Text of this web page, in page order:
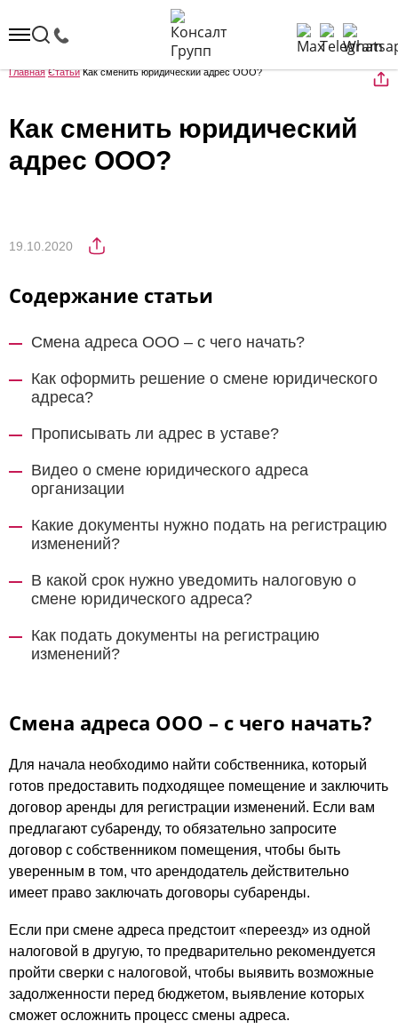
Главная Статьи Как сменить юридический адрес ООО?
Как сменить юридический
адрес ООО?
19.10.2020
Содержание статьи
Смена адреса ООО – с чего начать?
Как оформить решение о смене юридического
адреса?
Прописывать ли адрес в уставе?
Видео о смене юридического адреса
организации
Какие документы нужно подать на регистрацию
изменений?
В какой срок нужно уведомить налоговую о
смене юридического адреса?
Как подать документы на регистрацию
изменений?
Смена адреса ООО – с чего начать?
Для начала необходимо найти собственника, который
готов предоставить подходящее помещение и заключить
договор аренды для регистрации изменений. Если вам
предлагают субаренду, то обязательно запросите
договор с собственником помещения, чтобы быть
уверенным в том, что арендодатель действительно
имеет право заключать договоры субаренды.
Если при смене адреса предстоит «переезд» из одной
налоговой в другую, то предварительно рекомендуется
пройти сверки с налоговой, чтобы выявить возможные
задолженности перед бюджетом, выявление которых
сможет осложнить процесс смены адреса.